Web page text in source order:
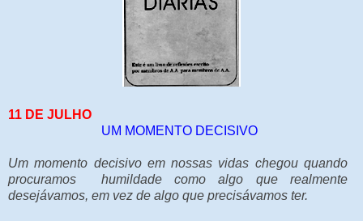
11 DE JULHO
UM MOMENTO DECISIVO
Um momento decisivo em nossas vidas chegou quando
procuramos humildade como algo que realmente
desejávamos, em vez de algo que precisávamos ter.